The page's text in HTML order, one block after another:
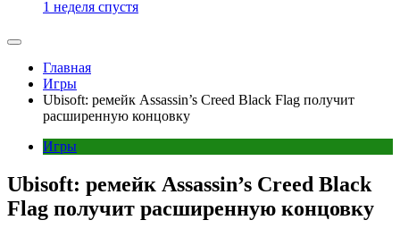
1 неделя спустя
Главная
Игры
Ubisoft: ремейк Assassin’s Creed Black Flag получит
расширенную концовку
Игры
Ubisoft: ремейк Assassin’s Creed Black
Flag получит расширенную концовку